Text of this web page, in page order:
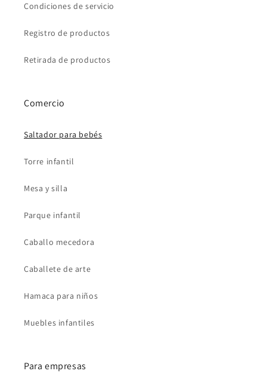
Condiciones de servicio
Registro de productos
Retirada de productos
Comercio
Saltador para bebés
Torre infantil
Mesa y silla
Parque infantil
Caballo mecedora
Caballete de arte
Hamaca para niños
Muebles infantiles
Para empresas